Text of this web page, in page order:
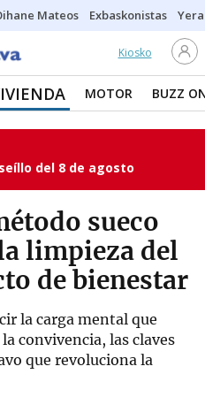
Mateos Exbaskonistas
Kiosko
MOTOR BUZZ
del 8 de agosto
sueco
limpieza del
de bienestar
la carga mental que
convivencia, las claves
que revoluciona la